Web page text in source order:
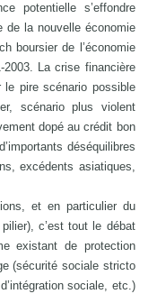
potentielle s’effondre
la nouvelle économie
boursier de l’économie
La crise financière
le pire scénario possible
scénario plus violent
dopé au crédit bon
déséquilibres
excédents asiatiques,
et en particulier du
c’est tout le débat
existant de protection
(sécurité sociale stricto
sociale, etc.)